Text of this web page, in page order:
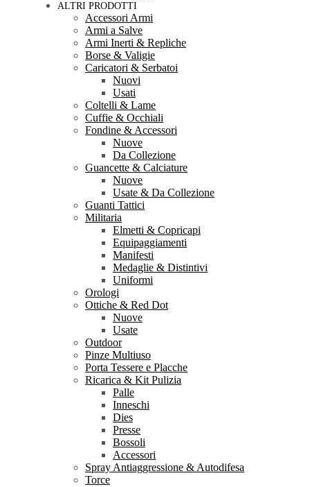
ALTRI PRODOTTI
Accessori Armi
Armi a Salve
Armi Inerti & Repliche
Borse & Valigie
Caricatori & Serbatoi
Nuovi
Usati
Coltelli & Lame
Cuffie & Occhiali
Fondine & Accessori
Nuove
Da Collezione
Guancette & Calciature
Nuove
Usate & Da Collezione
Guanti Tattici
Militaria
Elmetti & Copricapi
Equipaggiamenti
Manifesti
Medaglie & Distintivi
Uniformi
Orologi
Ottiche & Red Dot
Nuove
Usate
Outdoor
Pinze Multiuso
Porta Tessere e Placche
Ricarica & Kit Pulizia
Palle
Inneschi
Dies
Presse
Bossoli
Accessori
Spray Antiaggressione & Autodifesa
Torce